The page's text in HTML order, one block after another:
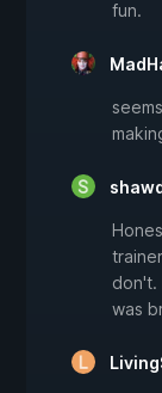
fun.
don't.
was